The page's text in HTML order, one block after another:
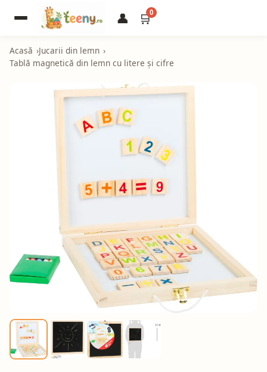
👤 🛒0
Acasă
Jucarii din lemn
Tablă magnetică din lemn cu litere și cifre